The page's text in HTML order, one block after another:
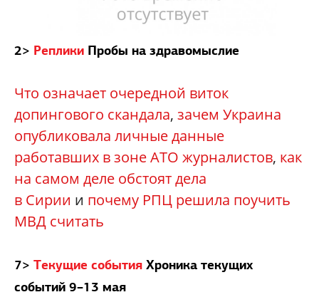
2> Реплики Пробы на здравомыслие
Что означает очередной виток
допингового скандала, зачем Украина
опубликовала личные данные
работавших в зоне АТО журналистов, как
на самом деле обстоят дела
в Сирии и почему РПЦ решила поучить
МВД считать
7> Текущие события Хроника текущих
событий 9–13 мая